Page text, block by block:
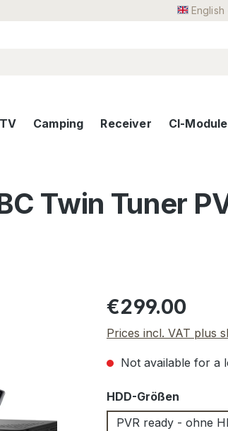
English
Camping Receiver CI-Module
Twin Tuner
Regular price:
€299.00
Prices incl. VAT plus
Not available for a
Select
HDD-Größen
PVR ready - ohne